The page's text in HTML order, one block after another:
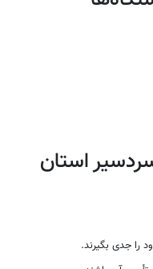
استان
را جدی بگیرند.